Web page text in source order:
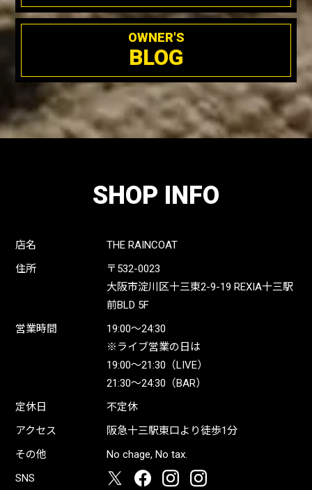
OWNER'S
BLOG
SHOP INFO
店名
THE RAINCOAT
住所
〒532-0023
大阪市淀川区十三東2-9-19 REXIA十三駅
前BLD 5F
営業時間
19:00〜24:30
※ライブ営業の日は
19:00〜21:30（LIVE）
21:30〜24:30（BAR）
定休日
不定休
アクセス
阪急十三駅東口より徒歩1分
その他
No chage, No tax.
SNS